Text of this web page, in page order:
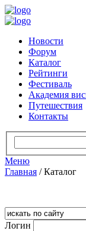
Новости
Форум
Каталог
Рейтинги
Фестиваль
Академия
Путешествия
Контакты
Меню
Главная /Каталог
Логин